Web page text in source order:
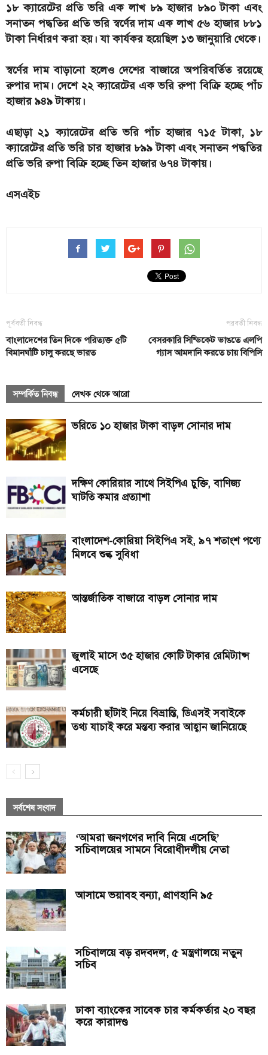
১৮ ক্যারেটের প্রতি ভরি এক লাখ ৮৯ হাজার ৮৯০ টাকা এবং
সনাতন পদ্ধতির প্রতি ভরি স্বর্ণের দাম এক লাখ ৫৬ হাজার ৮৮১
টাকা নির্ধারণ করা হয়। যা কার্যকর হয়েছিল ১৩ জানুয়ারি থেকে।
স্বর্ণের দাম বাড়ানো হলেও দেশের বাজারে অপরিবর্তিত রয়েছে
রুপার দাম। দেশে ২২ ক্যারেটের এক ভরি রুপা বিক্রি হচ্ছে পাঁচ
হাজার ৯৪৯ টাকায়।
এছাড়া ২১ ক্যারেটের প্রতি ভরি পাঁচ হাজার ৭১৫ টাকা, ১৮
ক্যারেটের প্রতি ভরি চার হাজার ৮৯৯ টাকা এবং সনাতন পদ্ধতির
প্রতি ভরি রুপা বিক্রি হচ্ছে তিন হাজার ৬৭৪ টাকায়।
এসএইচ
পূর্ববর্তী নিবন্ধ
বাংলাদেশের তিন দিকে পরিত্যক্ত ৫টি
বিমানঘাঁটি চালু করছে ভারত
পরবর্তী নিবন্ধ
বেসরকারি সিন্ডিকেট ভাঙতে এলপি
গ্যাস আমদানি করতে চায় বিপিসি
সম্পর্কিত নিবন্ধ লেখক থেকে আরো
ভরিতে ১০ হাজার টাকা বাড়ল সোনার দাম
দক্ষিণ কোরিয়ার সাথে সিইপিএ চুক্তি, বাণিজ্য
ঘাটতি কমার প্রত্যাশা
বাংলাদেশ-কোরিয়া সিইপিএ সই, ৯৭ শতাংশ পণ্যে
মিলবে শুল্ক সুবিধা
আন্তর্জাতিক বাজারে বাড়ল সোনার দাম
জুলাই মাসে ৩৫ হাজার কোটি টাকার রেমিট্যান্স
এসেছে
কর্মচারী ছাঁটাই নিয়ে বিভ্রান্তি, ডিএসই সবাইকে
তথ্য যাচাই করে মন্তব্য করার আহ্বান জানিয়েছে
সর্বশেষ সংবাদ
‘আমরা জনগণের দাবি নিয়ে এসেছি’
সচিবালয়ের সামনে বিরোধীদলীয় নেতা
আসামে ভয়াবহ বন্যা, প্রাণহানি ৯৫
সচিবালয়ে বড় রদবদল, ৫ মন্ত্রণালয়ে নতুন
সচিব
ঢাকা ব্যাংকের সাবেক চার কর্মকর্তার ২০ বছর
করে কারাদণ্ড